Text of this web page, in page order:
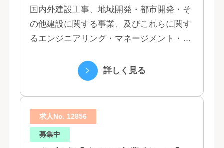
国内外建設工事、地域開発・都市開発・そ
の他建設に関する事業、及びこれらに関す
るエンジニアリング・マネージメント・コ
詳しく見る
求人No. 12856
募集中